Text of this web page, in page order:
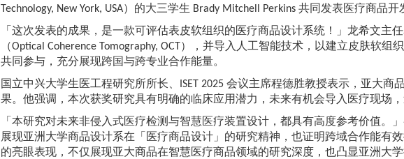
Technology, New York, USA）的大三学生 Brady Mitchell Perkins 共同发表医疗商品
「这次发表的成果，是一款可评估表皮软组织的医疗商品设计系统！」龙希文主
（Optical Coherence Tomography, OCT），并导入人工智能技术，以建立皮肤软
共同参与，充分展现跨国与跨专业合作能量。
国立中兴大学生医工程研究所所长、ISET 2025 会议主席程德胜教授表示，亚大
果。他强调，本次获奖研究具有明确的临床应用潜力，未来有机会导入医疗现场，
「本研究对未来非侵入式医疗检测与智慧医疗装置设计，都具有高度参考价值。
展现亚洲大学商品设计系在「医疗商品设计」的研究精神，也证明跨域合作能有
的亮眼表现，不仅展现亚大商品在智慧医疗商品领域的研究深度，也凸显亚洲大